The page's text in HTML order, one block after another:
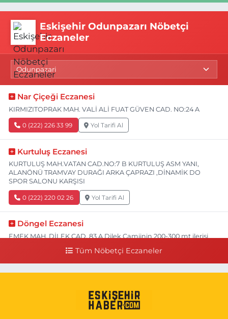
Eskişehir Odunpazarı Nöbetçi
Eczaneler
Nar Çiçeği Eczanesi
KIRMIZITOPRAK MAH. VALİ ALİ FUAT GÜVEN CAD. NO:24 A
0 (222) 226 33 99 Yol Tarifi Al
Kurtuluş Eczanesi
KURTULUŞ MAH.VATAN CAD.NO:7 B KURTULUŞ ASM YANI,
ALANÖNÜ TRAMVAY DURAĞI ARKA ÇAPRAZI ,DİNAMİK DO
SPOR SALONU KARŞISI
0 (222) 220 02 26 Yol Tarifi Al
Döngel Eczanesi
EMEK MAH. DİLEK CAD. 83 A Dilek Camiinin 200-300 mt ilerisi
İSTİKLAL MAH. ŞAİR FUZULİ CAD. NO:35 A HAVA HASTANESİ
KARŞI KÖŞESİ ŞAİR FUZULİ AİLE SAĞLIĞI MERKEZİ KARŞISI
Tüm Nöbetçi Eczaneler